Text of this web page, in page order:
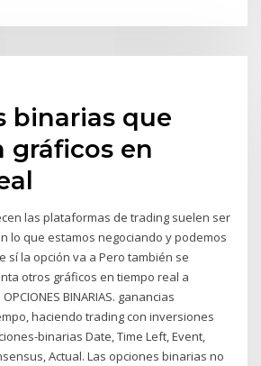
binarias que
gráficos en
las plataformas de trading suelen ser
lo que estamos negociando y podemos
sí la opción va a Pero también se
otros gráficos en tiempo real a
OPCIONES BINARIAS. ganancias
haciendo trading con inversiones
binarias Date, Time Left, Event,
Actual. Las opciones binarias no